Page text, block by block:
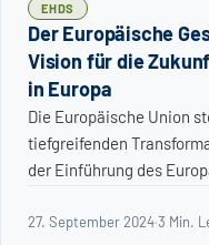
EHDS
Der Europäische
Vision für die
in Europa
Die Europäische Union
tiefgreifenden
der Einführung des
27. September 2024·3 Min.